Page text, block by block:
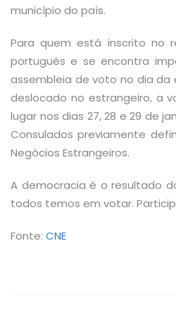
município do país.
Para quem está inscrito no
português e se encontra
assembleia de voto no dia da
deslocado no estrangeiro, a
lugar nos dias 27, 28 e 29 de
Consulados previamente
Negócios Estrangeiros.
A democracia é o resultado
todos temos em votar.
Fonte: CNE